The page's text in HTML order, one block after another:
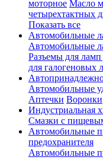
моторное Масло
четырехтактных
Показать все
Автомобильные
Автомобильные
Разъемы для
для галогеновых
Автомобильные
Аптечки Воронки
Индустриальная
Смазки с
Автомобильные
предохранителя
Автомобильные